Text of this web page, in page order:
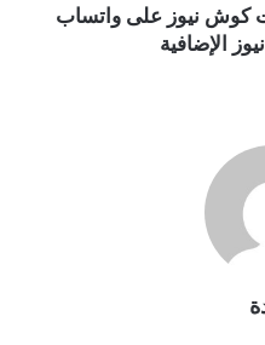
كوش نيوز على واتساب
الإضافية